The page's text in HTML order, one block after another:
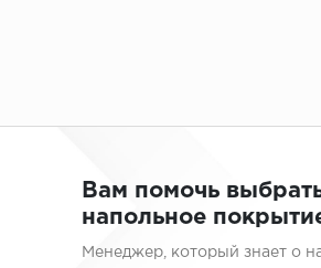
Вам помочь
напольное
Менеджер, который знает о